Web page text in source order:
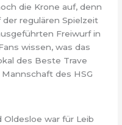
die Krone auf, denn
regulären Spielzeit
Freiwurf in
wissen, was das
des Beste Trave
des HSG
Oldesloe war für Leib